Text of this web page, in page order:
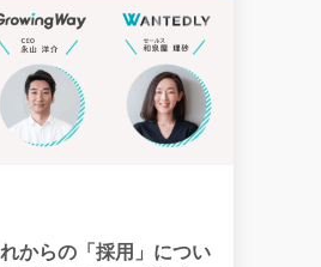
からの「採用」につい